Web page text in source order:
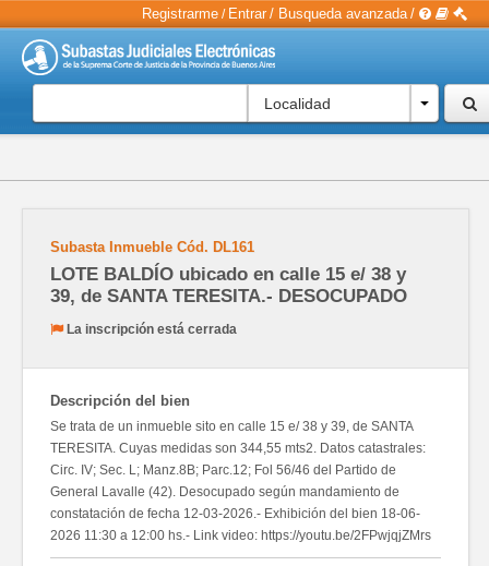
Registrarme / Entrar / Busqueda avanzada /
Localidad
Subasta Inmueble Cód. DL161
LOTE BALDÍO ubicado en calle 15 e/ 38 y
39, de SANTA TERESITA.- DESOCUPADO
La inscripción está cerrada
Descripción del bien
Se trata de un inmueble sito en calle 15 e/ 38 y 39, de SANTA
TERESITA. Cuyas medidas son 344,55 mts2. Datos catastrales:
Circ. IV; Sec. L; Manz.8B; Parc.12; Fol 56/46 del Partido de
General Lavalle (42). Desocupado según mandamiento de
constatación de fecha 12-03-2026.- Exhibición del bien 18-06-
2026 11:30 a 12:00 hs.- Link video: https://youtu.be/2FPwjqjZMrs